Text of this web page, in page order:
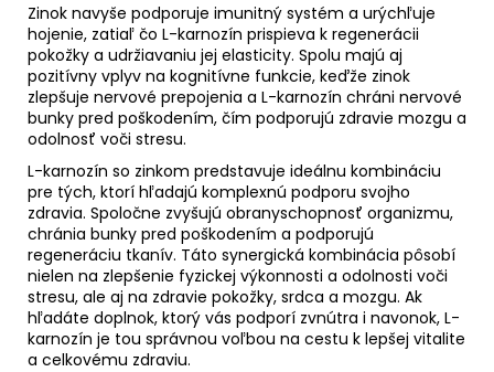
Zinok navyše podporuje imunitný systém a urýchľuje
hojenie, zatiaľ čo L-karnozín prispieva k regenerácii
pokožky a udržiavaniu jej elasticity. Spolu majú aj
pozitívny vplyv na kognitívne funkcie, keďže zinok
zlepšuje nervové prepojenia a L-karnozín chráni nervové
bunky pred poškodením, čím podporujú zdravie mozgu a
odolnosť voči stresu.
L-karnozín so zinkom predstavuje ideálnu kombináciu
pre tých, ktorí hľadajú komplexnú podporu svojho
zdravia. Spoločne zvyšujú obranyschopnosť organizmu,
chránia bunky pred poškodením a podporujú
regeneráciu tkanív. Táto synergická kombinácia pôsobí
nielen na zlepšenie fyzickej výkonnosti a odolnosti voči
stresu, ale aj na zdravie pokožky, srdca a mozgu. Ak
hľadáte doplnok, ktorý vás podporí zvnútra i navonok, L-
karnozín je tou správnou voľbou na cestu k lepšej vitalite
a celkovému zdraviu.